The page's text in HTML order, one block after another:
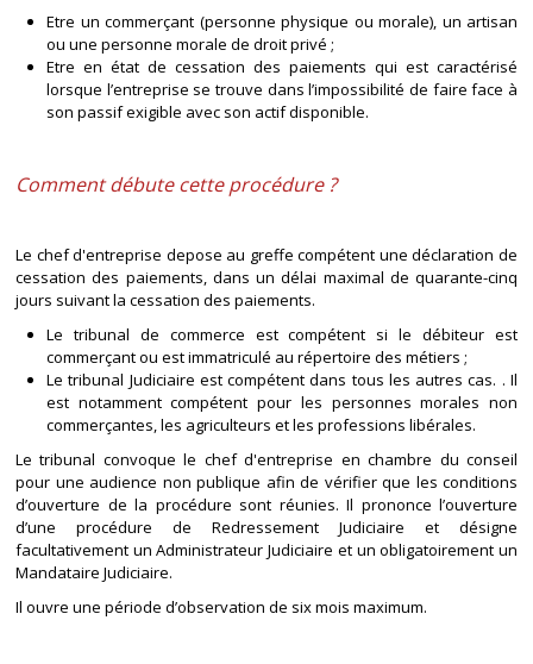
Etre un commerçant (personne physique ou morale), un artisan
ou une personne morale de droit privé ;
Etre en état de cessation des paiements qui est caractérisé
lorsque l’entreprise se trouve dans l’impossibilité de faire face à
son passif exigible avec son actif disponible.
Comment débute cette procédure ?
Le chef d'entreprise depose au greffe compétent une déclaration de
cessation des paiements, dans un délai maximal de quarante-cinq
jours suivant la cessation des paiements.
Le tribunal de commerce est compétent si le débiteur est
commerçant ou est immatriculé au répertoire des métiers ;
Le tribunal Judiciaire est compétent dans tous les autres cas. . Il
est notamment compétent pour les personnes morales non
commerçantes, les agriculteurs et les professions libérales.
Le tribunal convoque le chef d'entreprise en chambre du conseil
pour une audience non publique afin de vérifier que les conditions
d’ouverture de la procédure sont réunies. Il prononce l’ouverture
d’une procédure de Redressement Judiciaire et désigne
facultativement un Administrateur Judiciaire et un obligatoirement un
Mandataire Judiciaire.
Il ouvre une période d’observation de six mois maximum.